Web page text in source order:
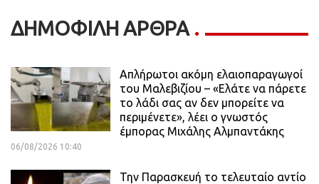
ΔΗΜΟΦΙΛΗ ΑΡΘΡΑ
Απλήρωτοι ακόμη ελαιοπαραγωγοί
του Μαλεβιζίου – «Ελάτε να πάρετε
το λάδι σας αν δεν μπορείτε να
περιμένετε», λέει ο γνωστός
έμπορας Μιχάλης Αλμπαντάκης
06/08/2026 10:40
Την Παρασκευή το τελευταίο αντίο